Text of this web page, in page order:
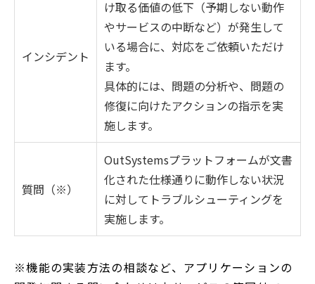
インシデント
け取る価値の低下（予期しない動作
やサービスの中断など）が発生して
いる場合に、対応をご依頼いただけ
ます。
具体的には、問題の分析や、問題の
修復に向けたアクションの指示を実
施します。
質問（※）
OutSystemsプラットフォームが文書
化された仕様通りに動作しない状況
に対してトラブルシューティングを
実施します。
※機能の実装方法の相談など、アプリケーションの